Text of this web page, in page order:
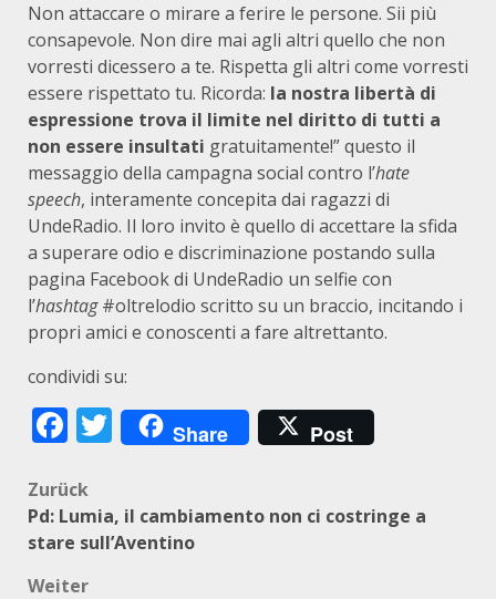
Non attaccare o mirare a ferire le persone. Sii più
consapevole. Non dire mai agli altri quello che non
vorresti dicessero a te. Rispetta gli altri come vorresti
essere rispettato tu. Ricorda: la nostra libertà di
espressione trova il limite nel diritto di tutti a
non essere insultati gratuitamente!” questo il
messaggio della campagna social contro l’hate
speech, interamente concepita dai ragazzi di
UndeRadio. Il loro invito è quello di accettare la sfida
a superare odio e discriminazione postando sulla
pagina Facebook di UndeRadio un selfie con
l’hashtag#oltrelodio scritto su un braccio, incitando i
propri amici e conoscenti a fare altrettanto.
condividi su:
Facebook
Twitter
Share Post
Beitragsnavigation
Zurück
Pd: Lumia, il cambiamento non ci costringe a
stare sull’Aventino
Weiter